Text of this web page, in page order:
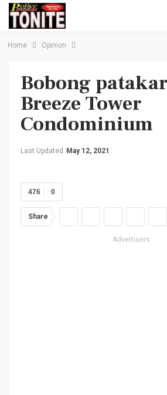
Home Opinion
Bobong
Breeze Tower
Condominium
Last Updated May 12, 2021
0
476
Share
Advertisers